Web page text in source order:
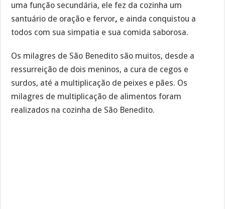
uma função secundária, ele fez da cozinha um
santuário de oração e fervor, e ainda conquistou a
todos com sua simpatia e sua comida saborosa.
Os milagres de São Benedito são muitos, desde a
ressurreição de dois meninos, a cura de cegos e
surdos, até a multiplicação de peixes e pães. Os
milagres de multiplicação de alimentos foram
realizados na cozinha de São Benedito.